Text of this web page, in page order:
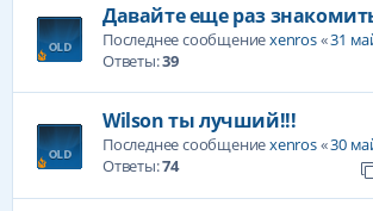
Давайте еще раз
Последнее сообщениеxenros«31
Ответы:39
Wilson ты лучший!!!
Последнее сообщениеxenros«30
Ответы:74